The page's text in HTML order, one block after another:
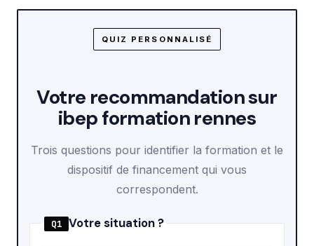
QUIZ PERSONNALISÉ
Votre recommandation sur
ibep formation rennes
Trois questions pour identifier la formation et le
dispositif de financement qui vous
correspondent.
Q1 Votre situation ?